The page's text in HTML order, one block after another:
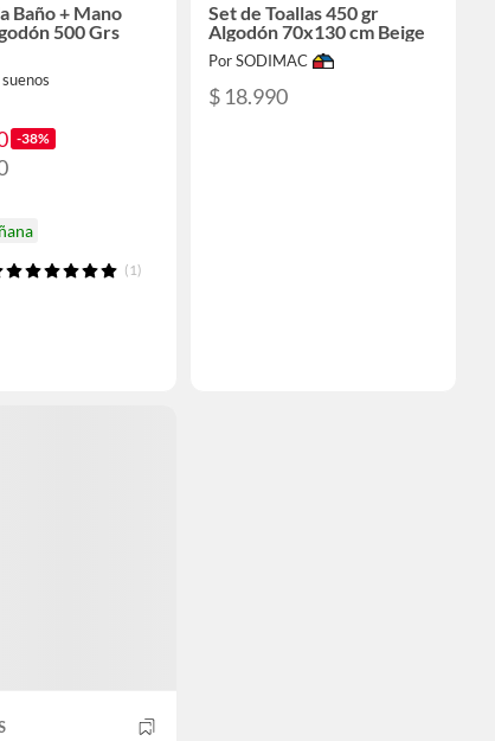
Baño + Mano
500 Grs
-38%
(1)
Set de Toallas 450 gr
Algodón 70x130 cm Beige
Por SODIMAC
$ 18.990